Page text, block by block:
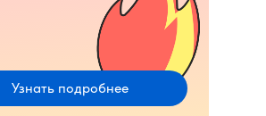
Узнать подробнее